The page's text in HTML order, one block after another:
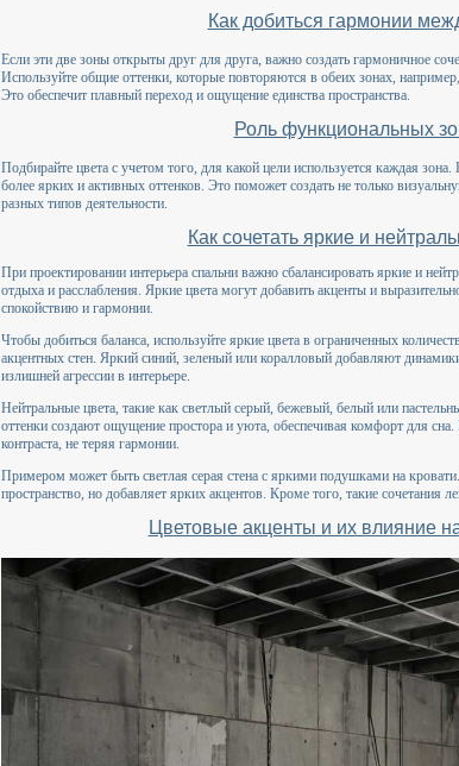
Как добиться гармонии
Если эти две зоны открыты друг для друга, важно создать гармоничное
Используйте общие оттенки, которые повторяются в обеих зонах,
Это обеспечит плавный переход и ощущение единства пространства.
Роль функциональных
Подбирайте цвета с учетом того, для какой цели используется каждая
более ярких и активных оттенков. Это поможет создать не только
разных типов деятельности.
Как сочетать яркие и
При проектировании интерьера спальни важно сбалансировать яркие и
отдыха и расслабления. Яркие цвета могут добавить акценты и
спокойствию и гармонии.
Чтобы добиться баланса, используйте яркие цвета в ограниченных
акцентных стен. Яркий синий, зеленый или коралловый добавляют
излишней агрессии в интерьере.
Нейтральные цвета, такие как светлый серый, бежевый, белый или
оттенки создают ощущение простора и уюта, обеспечивая комфорт для
контраста, не теряя гармонии.
Примером может быть светлая серая стена с яркими подушками на
пространство, но добавляет ярких акцентов. Кроме того, такие сочетания
Цветовые акценты и их влияние